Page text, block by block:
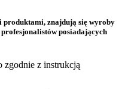
produktami, znajdują się wyroby
posiadających
zgodnie z instrukcją